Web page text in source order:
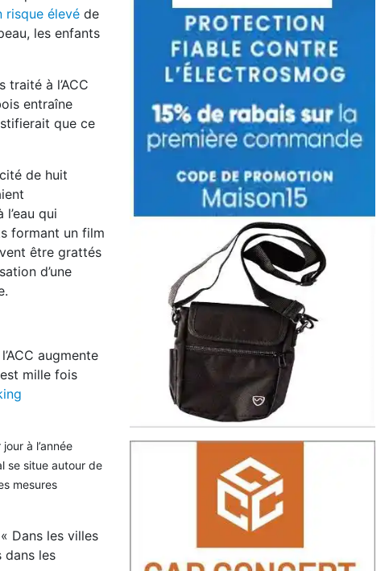
risque élevé de
les enfants
à l’ACC
entraîne
que ce
de huit
qui
formant un film
être grattés
d’une
augmente
mille fois
à l’année
se situe autour de
mesures
Dans les villes
dans les